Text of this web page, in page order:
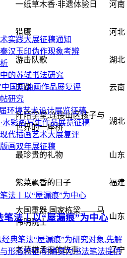
一纸草木香·非遗体验日 河南
猎鹰 河北
游击队歌 湖北
天路 云南
阡陌学堂,连接山区孩子与
世界的一座桥
湖北
最珍贵的礼物 山东
紫菜飘香的日子 福建
大国重器,国家栋梁——马
伟明院士
山东
老英雄孟泰的故事 辽宁
实践大展征稿通知
汉玉印伪作现象考辨
的苏轼书法研究
中国画油画作品展复评
研究
环境艺术设计展览征稿
水彩画写生作品展览征稿
代插画艺术大展复评
画双年展征稿
笔法丨以“屋漏痕”为中心
典笔法“屋漏痕”为研究对象,先解
形态特征,明确其为书法笔法提供